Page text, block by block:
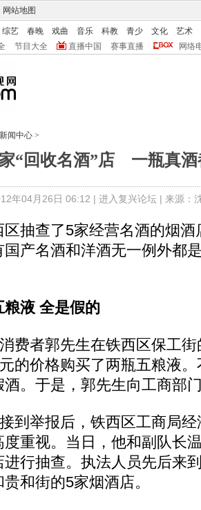
网站地图
综艺 春晚 戏曲 音乐 科教 青少 文化
艺术
节目大全 直播中国 赛事直播 网络
新闻中心 >
“回收名酒”店 一瓶真酒
年04月26日 06:12 | 进入复兴论坛| 来源：
查了5家经营名酒的烟酒
国产名酒和洋酒无一例外都
液 全是假的
者郭先生在铁西区保工街
的价格购买了两瓶五粮液
。于是，郭先生向工商部
举报后，铁西区工商局经
重视。当日，他和副队长
行抽查。执法人员先后来
和街的5家烟酒店。